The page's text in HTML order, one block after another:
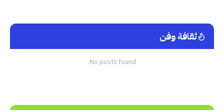
ثقافة وفن
No posts found.